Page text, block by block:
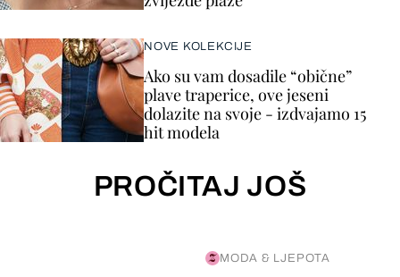
NOVE KOLEKCIJE
Ako su vam dosadile “obične”
plave traperice, ove jeseni
dolazite na svoje - izdvajamo 15
hit modela
PROČITAJ JOŠ
MODA & LJEPOTA